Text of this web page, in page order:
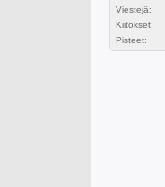
Viestejä:
Kiitokset:
Pisteet: